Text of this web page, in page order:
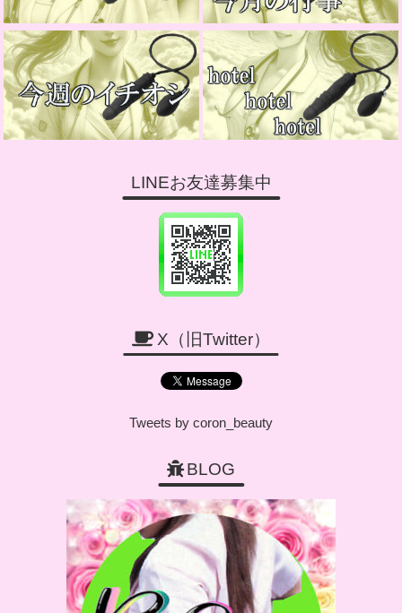
LINEお友達募集中
X（旧Twitter）
Tweets by coron_beauty
BLOG